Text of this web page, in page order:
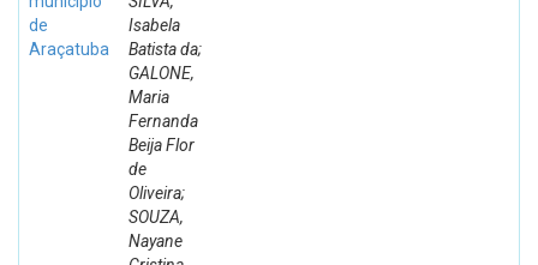
de
Araçatuba
Isabela
Batista da;
GALONE,
Maria
Fernanda
Beija Flor
de
Oliveira;
SOUZA,
Nayane